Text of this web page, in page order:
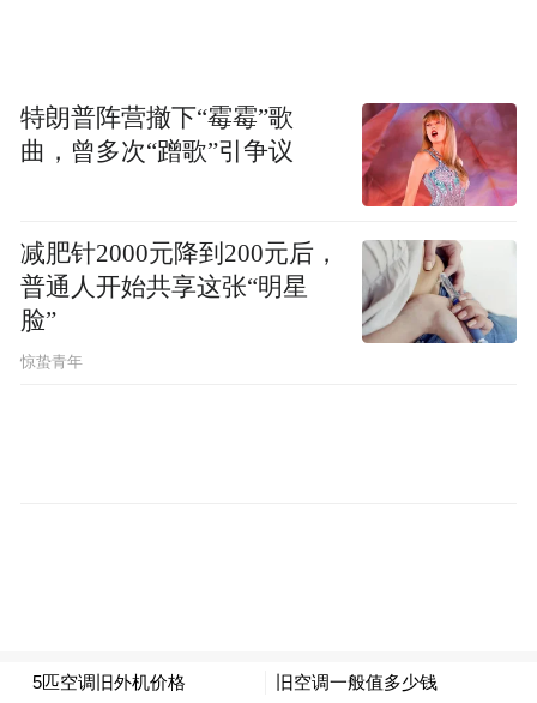
中国移动将推进全国一体化算力网建设，提
供即取即用、普惠易用的算力服务。打造领
先的算力网络，加强枢纽节点、热点区域间
全光网高速直联，促进多元算力的统一纳管
与智能调度，实现算力互联互通和供需匹
配。加速AI数据中心建设，突出快速交付、
高效运营、绿色低碳特色，布局吉瓦级数据
特朗普阵营撤下“霉霉”歌
曲，曾多次“蹭歌”引争议
减肥针2000元降到200元后，
普通人开始共享这张“明星
脸”
惊蛰青年